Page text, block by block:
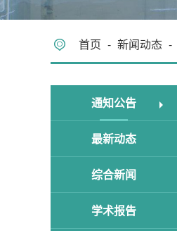
首页 - 新闻动态 -
通知公告
最新动态
综合新闻
学术报告